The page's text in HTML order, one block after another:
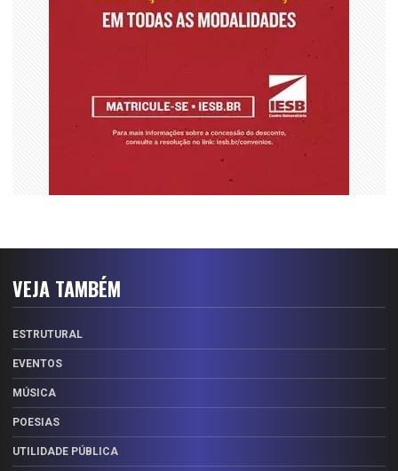
VEJA TAMBÉM
ESTRUTURAL
EVENTOS
MÚSICA
POESIAS
UTILIDADE PÚBLICA